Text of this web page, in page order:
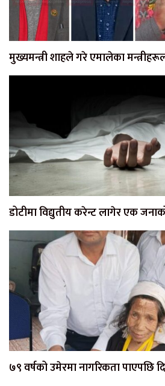
मुख्यमन्त्री शाहले गरे एमालेका
डोटीमा विद्युतीय करेन्ट लागेर एक
७९ वर्षको उमेरमा नागरिकता पाएपछि